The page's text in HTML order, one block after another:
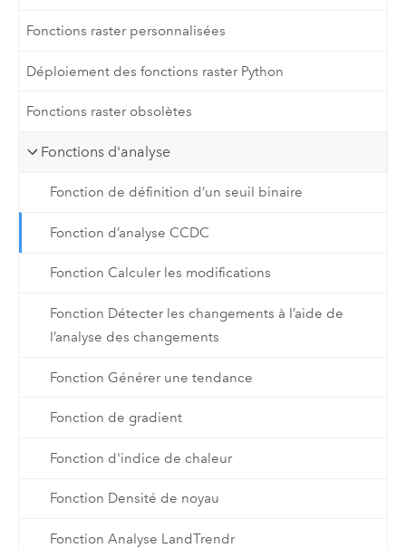
Fonctions raster personnalisées
Déploiement des fonctions raster Python
Fonctions raster obsolètes
Fonctions d'analyse
Fonction de définition d’un seuil binaire
Fonction d’analyse CCDC
Fonction Calculer les modifications
Fonction Détecter les changements à l’aide de
l’analyse des changements
Fonction Générer une tendance
Fonction de gradient
Fonction d'indice de chaleur
Fonction Densité de noyau
Fonction Analyse LandTrendr